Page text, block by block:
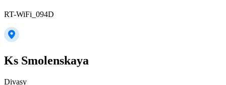
RT-WiFi_094D
Ks Smolenskaya
Divasy